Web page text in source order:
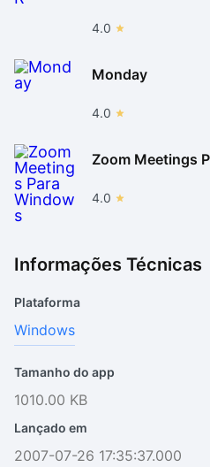
4.0
Monday
4.0
Zoom Meetings
4.0
Informações Técnicas
Plataforma
Windows
Tamanho do app
1010.00 KB
Lançado em
2007-07-26 17:35:37.000